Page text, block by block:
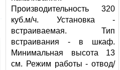
Производительность 320
куб.м/ч. Установка -
встраиваемая. Тип
встраивания - в шкаф.
Минимальная высота 13
см. Режим работы - отвод/